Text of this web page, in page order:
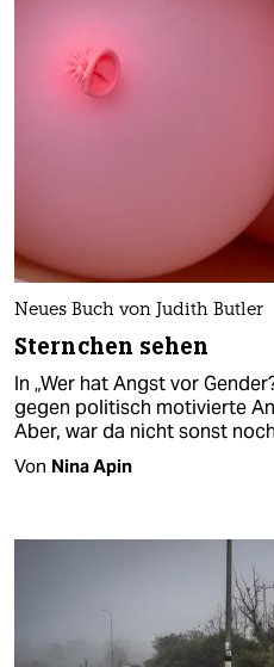
Neues Buch von Judith Butler
Sternchen sehen
In „Wer hat Angst vor
gegen politisch motivierte
Aber, war da nicht sonst
Von Nina Apin